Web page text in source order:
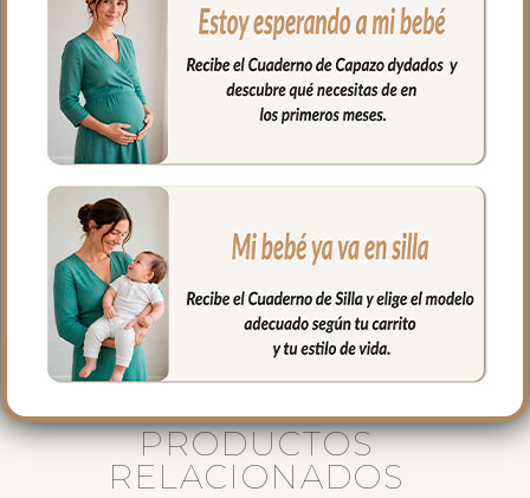
En la zona de los pies una trasera elástica
para sujetar la funda en la parte de
abajo.
Ojales en el respaldo y en el culete aptos
para la salida de arenes de todo tipo de
sillas.
**Puedes lavar a mano o en lavadora,
siempre agua fría, jabones no abrasivos y
secado al natural.
PRODUCTOS
RELACIONADOS